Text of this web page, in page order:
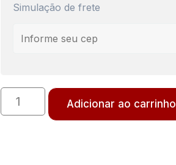
Simulação de frete
Adicionar ao carrinho